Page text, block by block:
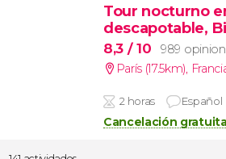
Tour nocturno
descapotable,
8,3 / 10
989
París (17.5km),
2 horas Español
Cancelación